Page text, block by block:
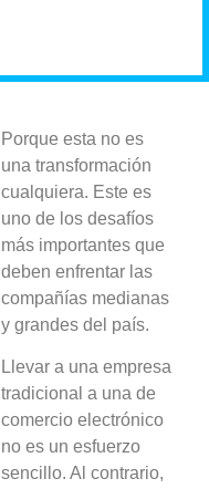
Porque esta no es
una transformación
cualquiera. Este es
uno de los desafíos
más importantes que
deben enfrentar las
compañías medianas
y grandes del país.
Llevar a una empresa
tradicional a una de
comercio electrónico
no es un esfuerzo
sencillo. Al contrario,